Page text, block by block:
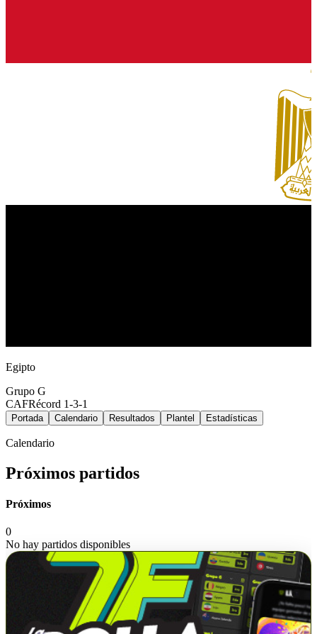
Egipto
Grupo G
CAFRécord 1-3-1
Portada Calendario Resultados Plantel Estadísticas
Calendario
Próximos partidos
Próximos
0
No hay partidos disponibles